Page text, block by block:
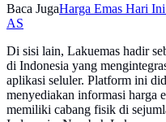
Baca JugaHarga Emas Hari
AS
Di sisi lain, Lakuemas hadir
di Indonesia yang
aplikasi seluler. Platform ini
menyediakan informasi harga
memiliki cabang fisik di